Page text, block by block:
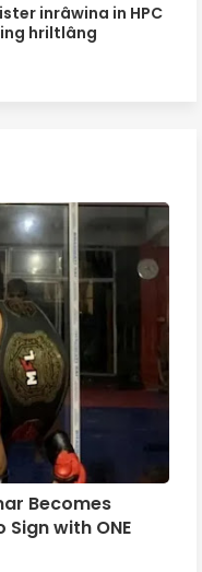
inrâwina in HPC
hriltlâng
Becomes
with ONE